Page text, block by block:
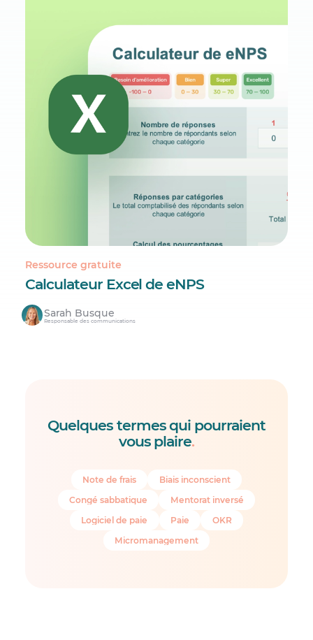
Ressource gratuite
Calculateur Excel de eNPS
Sarah Busque
Responsable des communications
Quelques termes qui pourraient
vous plaire.
Note de frais
Biais inconscient
Congé sabbatique
Mentorat inversé
Logiciel de paie
Paie
OKR
Micromanagement